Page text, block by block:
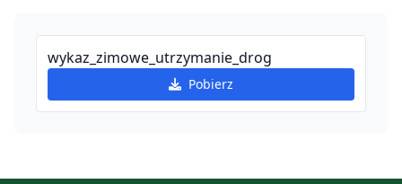
wykaz_zimowe_utrzymanie_drog
Pobierz